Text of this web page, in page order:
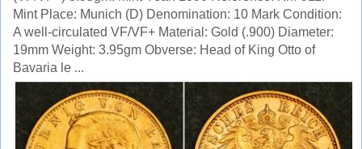
Mint Place: Munich (D) Denomination: 10 Mark Condition:
A well-circulated VF/VF+ Material: Gold (.900) Diameter:
19mm Weight: 3.95gm Obverse: Head of King Otto of
Bavaria le ...